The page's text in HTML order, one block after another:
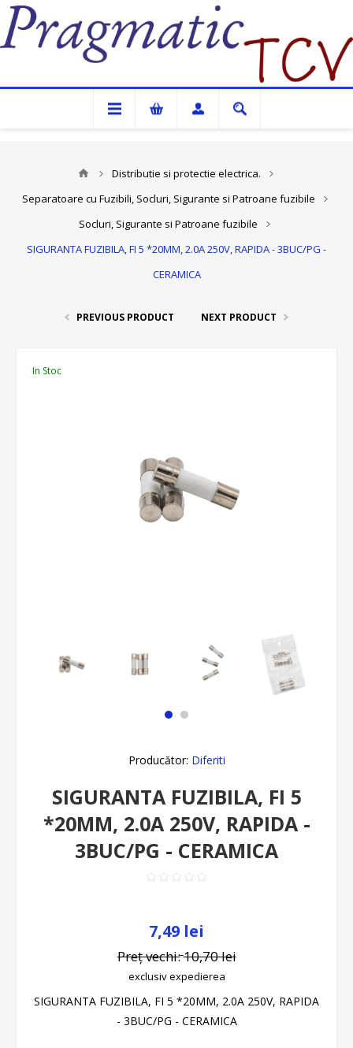
Pragmatic TCV
Distributie si protectie electrica.
Separatoare cu Fuzibili, Socluri, Sigurante si Patroane fuzibile
Socluri, Sigurante si Patroane fuzibile
SIGURANTA FUZIBILA, FI 5 *20MM, 2.0A 250V, RAPIDA - 3BUC/PG -
CERAMICA
PREVIOUS PRODUCT NEXT PRODUCT
In Stoc
Producător: Diferiti
SIGURANTA FUZIBILA, FI 5
*20MM, 2.0A 250V, RAPIDA -
3BUC/PG - CERAMICA
7,49 lei
Preț vechi:10,70 lei
exclusivexpedierea
SIGURANTA FUZIBILA, FI 5 *20MM, 2.0A 250V, RAPIDA
- 3BUC/PG - CERAMICA